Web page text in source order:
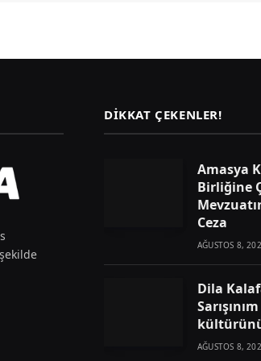
DIKKAT ÇEKENLER!
Amasya
Birliğine
Ceza
AĞUSTOS 8,
Dila
AĞUSTOS 8,